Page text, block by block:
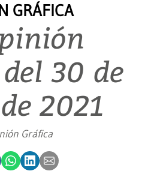
GRÁFICA
30 de
2021
Gráfica